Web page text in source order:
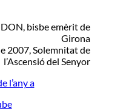
bisbe emèrit de
Girona
2007, Solemnitat de
l’Ascensió del Senyor
l’any a